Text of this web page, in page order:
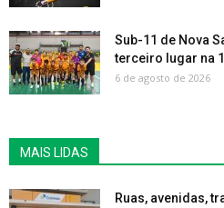
Sub-11 de Nova
terceiro lugar na
6 de agosto de 2026
MAIS LIDAS
Ruas, avenidas,